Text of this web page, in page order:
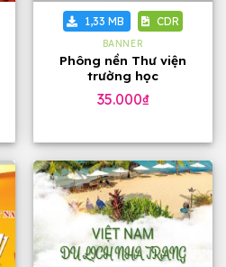
1,33 MB CDR
BANNER
Phông nền Thư viện
trường học
35.000₫